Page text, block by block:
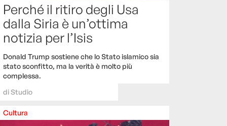
Perché il ritiro degli Usa
dalla Siria è un’ottima
notizia per l’Isis
Donald Trump sostiene che lo Stato islamico sia
stato sconfitto, ma la verità è molto più
complessa.
diStudio
Cultura